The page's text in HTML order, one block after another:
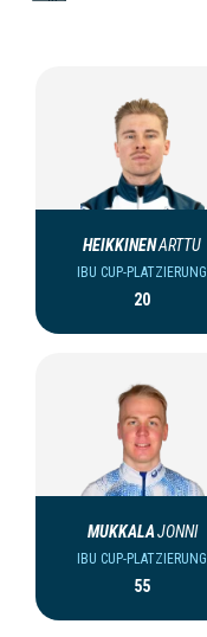
HEIKKINENARTTU
IBU CUP-PLATZIERUNG
20
MUKKALAJONNI
IBU CUP-PLATZIERUNG
55